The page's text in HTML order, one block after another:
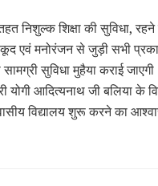
निशुल्क शिक्षा की सुविधा,
एवं मनोरंजन से जुड़ी सभी
सुविधा मुहैया कराई
योगी आदित्यनाथ जी बलिया के
विद्यालय शुरू करने का